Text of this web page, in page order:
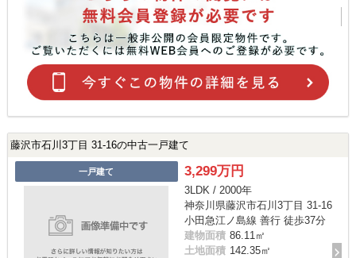
藤沢市石川3丁目 31-16の中古一戸建て
一戸建て 3,299万円
3LDK / 2000年
神奈川県藤沢市石川3丁目 31-16
小田急江ノ島線 善行 徒歩37分
建物面積 86.11㎡
土地面積 142.35㎡